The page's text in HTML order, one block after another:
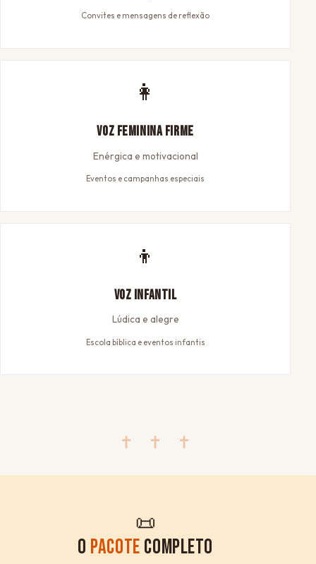
Convites e mensagens de reflexão
👩
Voz Feminina Firme
Enérgica e motivacional
Eventos e campanhas especiais
👦
Voz Infantil
Lúdica e alegre
Escola bíblica e eventos infantis
✝ ✝ ✝
📜
O PACOTE COMPLETO